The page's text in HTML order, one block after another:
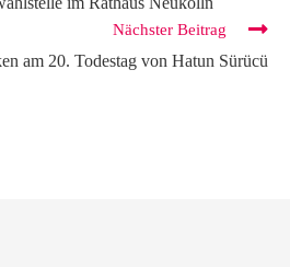
Nächster Beitrag
am 20. Todestag von Hatun Sürücü